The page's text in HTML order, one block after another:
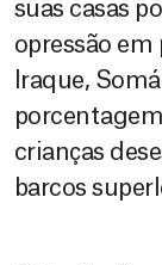
suas casas
opressão
Iraque,
crianças
barcos